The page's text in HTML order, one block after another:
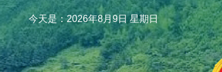
今天是：2026年8月9日 星期日